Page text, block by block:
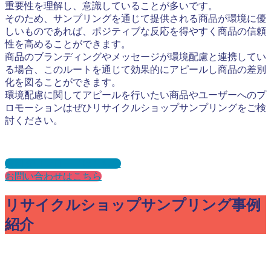
重要性を理解し、意識していることが多いです。
そのため、サンプリングを通じて提供される商品が環境に優
しいものであれば、ポジティブな反応を得やすく商品の信頼
性を高めることができます。
商品のブランディングやメッセージが環境配慮と連携してい
る場合、このルートを通じて効果的にアピールし商品の差別
化を図ることができます。
環境配慮に関してアピールを行いたい商品やユーザーへのプ
ロモーションはぜひリサイクルショップサンプリングをご検
討ください。
資料ダウンロードはこちら
お問い合わせはこちら
リサイクルショップサンプリング事例
紹介